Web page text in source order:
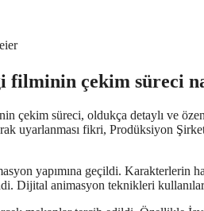
filminin çekim süreci
çekim süreci, oldukça detaylı ve
uyarlanması fikri, Prodüksiyon
yapımına geçildi. Karakterlerin
Dijital animasyon teknikleri